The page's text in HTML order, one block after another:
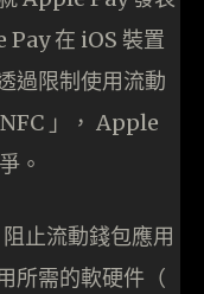
在 iOS 裝置
過限制使用流動
」， Apple
。
止流動錢包應用
所需的軟硬件（